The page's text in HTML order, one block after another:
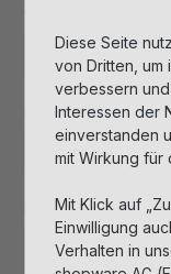
Telefon
Betreff*
Kommentar*
Diese Seite
von Dritten, um
verbessern
Interessen der
einverstanden
mit Wirkung
Mit Klick auf
Einwilligung
Verhalten in